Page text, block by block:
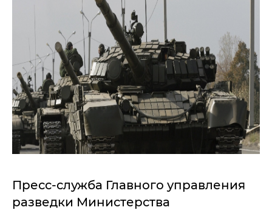
Пресс-служба Главного управления
разведки Министерства